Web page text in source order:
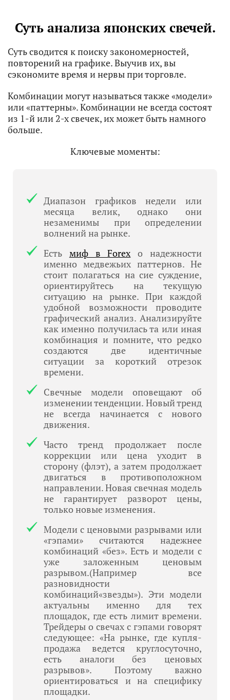
Суть анализа японских свечей.
Суть сводится к поиску закономерностей,
повторений на графике. Выучив их, вы
сэкономите время и нервы при торговле.
Комбинации могут называться также «модели»
или «паттерны». Комбинации не всегда состоят
из 1-й или 2-х свечек, их может быть намного
больше.
Ключевые моменты:
Диапазон графиков недели или
месяца велик, однако они
незаменимы при определении
волнений на рынке.
Есть миф в Forex о надежности
именно медвежьих паттернов. Не
стоит полагаться на сие суждение,
ориентируйтесь на текущую
ситуацию на рынке. При каждой
удобной возможности проводите
графический анализ. Анализируйте
как именно получилась та или иная
комбинация и помните, что редко
создаются две идентичные
ситуации за короткий отрезок
времени.
Свечные модели оповещают об
изменении тенденции. Новый тренд
не всегда начинается с нового
движения.
Часто тренд продолжает после
коррекции или цена уходит в
сторону (флэт), а затем продолжает
двигаться в противоположном
направлении. Новая свечная модель
не гарантирует разворот цены,
только новые изменения.
Модели с ценовыми разрывами или
«гэпами» считаются надежнее
комбинаций «без». Есть и модели с
уже заложенным ценовым
разрывом.(Например все
разновидности
комбинаций«звезды»). Эти модели
актуальны именно для тех
площадок, где есть лимит времени.
Трейдеры о свечах с гэпами говорят
следующее: «На рынке, где купля-
продажа ведется круглосуточно,
есть аналоги без ценовых
разрывов». Поэтому важно
ориентироваться и на специфику
площадки.